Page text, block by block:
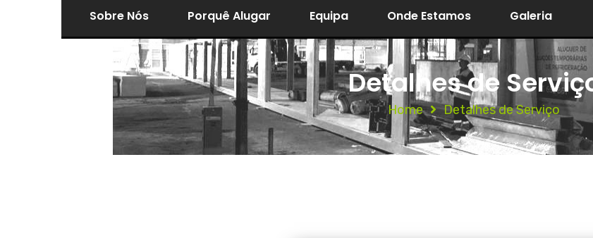
Sobre Nós Porquê Alugar Equipa Onde Estamos Galeria
Detalhes de
Home Detalhes de Serviço